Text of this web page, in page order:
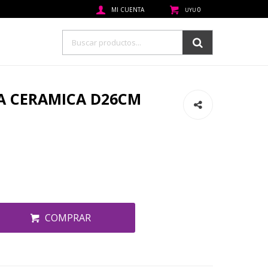
UYU 0
CERAMICA D26CM
COMPRAR